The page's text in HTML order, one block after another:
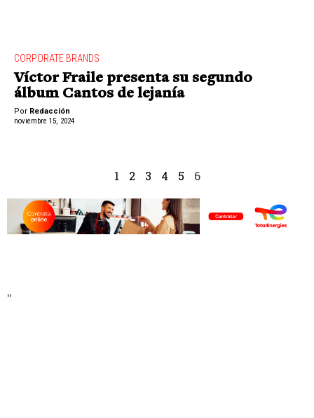
CORPORATE BRANDS
Víctor Fraile presenta su segundo
álbum Cantos de lejanía
Por Redacción
noviembre 15, 2024
1 2 3 4 5 6
"